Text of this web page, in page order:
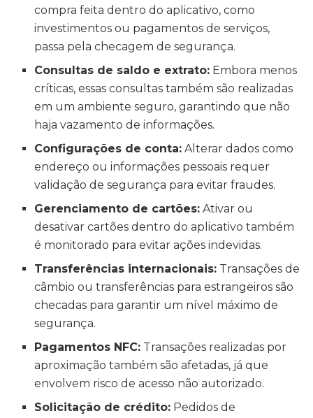
compra feita dentro do aplicativo, como
investimentos ou pagamentos de serviços,
passa pela checagem de segurança.
Consultas de saldo e extrato: Embora menos
críticas, essas consultas também são realizadas
em um ambiente seguro, garantindo que não
haja vazamento de informações.
Configurações de conta: Alterar dados como
endereço ou informações pessoais requer
validação de segurança para evitar fraudes.
Gerenciamento de cartões: Ativar ou
desativar cartões dentro do aplicativo também
é monitorado para evitar ações indevidas.
Transferências internacionais: Transações de
câmbio ou transferências para estrangeiros são
checadas para garantir um nível máximo de
segurança.
Pagamentos NFC: Transações realizadas por
aproximação também são afetadas, já que
envolvem risco de acesso não autorizado.
Solicitação de crédito: Pedidos de